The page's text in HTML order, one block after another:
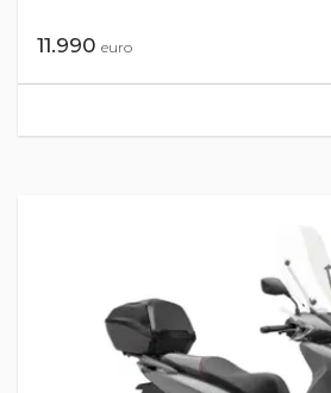
11.990 euro